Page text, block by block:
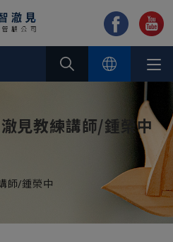
見教練講師/鍾榮中
師/鍾榮中